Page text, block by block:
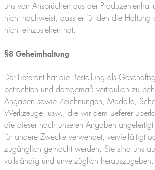
uns von Ansprüchen aus der
nicht nachweist, dass er für den die Haftung
nicht einzustehen hat.
§8 Geheimhaltung
Der Lieferant hat die Bestellung als
betrachten und demgemäß vertraulich zu
Angaben sowie Zeichnungen, Modelle,
Werkzeuge, usw., die wir dem Lieferer
die dieser nach unseren Angaben
für andere Zwecke verwendet, vervielfältigt
zugänglich gemacht werden. Sie sind uns
vollständig und unverzüglich herauszugeben.